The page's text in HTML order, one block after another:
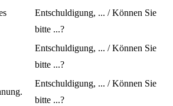
Entschuldigung, ... / Können Sie
bitte ...?
Entschuldigung, ... / Können Sie
bitte ...?
Entschuldigung, ... / Können Sie
bitte ...?